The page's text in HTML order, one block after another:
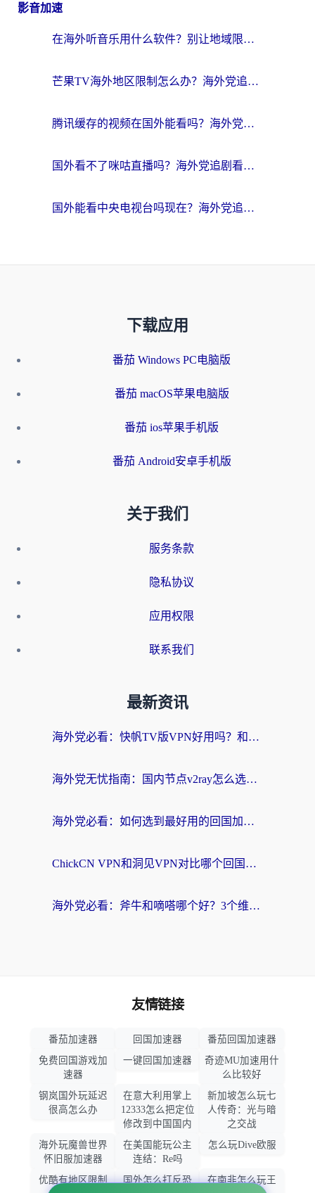
影音加速
在海外听音乐用什么软件？别让地域限制断了你的华语歌单
芒果TV海外地区限制怎么办？海外党追剧看片的实用加速器选择指南
腾讯缓存的视频在国外能看吗？海外党追剧看片的终极解决方案
国外看不了咪咕直播吗？海外党追剧看片的加速器选择指南
国外能看中央电视台吗现在？海外党追剧看央视的实用指南
下载应用
番茄 Windows PC电脑版
番茄 macOS苹果电脑版
番茄 ios苹果手机版
番茄 Android安卓手机版
关于我们
服务条款
隐私协议
应用权限
联系我们
最新资讯
海外党必看：快帆TV版VPN好用吗？和快游VPN对比哪个回国效果更好？附实用避坑指南
海外党无忧指南：国内节点v2ray怎么选？一键回国VPN+多场景实测帮你避坑
海外党必看：如何选到最好用的回国加速器？从节点到售后的全维度指南
ChickCN VPN和洞见VPN对比哪个回国效果更好？海外党亲测3款加速器+避坑指南
海外党必看：斧牛和嘀嗒哪个好？3个维度教你选对回国加速器
友情链接
番茄加速器 回国加速器
番茄回国加速器
免费回国游戏加
速器
一键回国加速器
奇迹MU加速用什
么比较好
钢岚国外玩延迟
很高怎么办
在意大利用掌上
12333怎么把定位
修改到中国国内
新加坡怎么玩七
人传奇：光与暗
之交战
海外玩魔兽世界
怀旧服加速器
在美国能玩公主
连结：Re吗
怎么玩Dive欧服
优酷有地区限制
国外怎么打反恐
在南非怎么玩王